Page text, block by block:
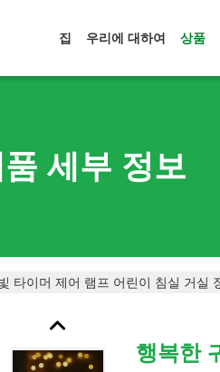
집 우리에 대하여 상품
세부 정보
타이머 제어 램프 어린이 침실 거실
행복한